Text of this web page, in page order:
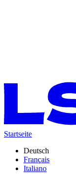
Startseite
Deutsch
Français
Italiano